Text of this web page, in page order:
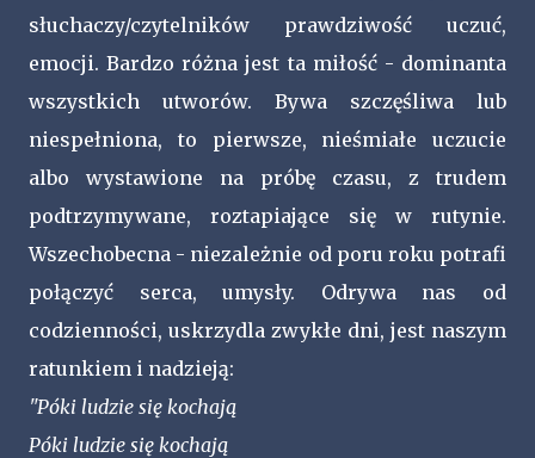
słuchaczy/czytelników prawdziwość uczuć,
emocji. Bardzo różna jest ta miłość - dominanta
wszystkich utworów. Bywa szczęśliwa lub
niespełniona, to pierwsze, nieśmiałe uczucie
albo wystawione na próbę czasu, z trudem
podtrzymywane, roztapiające się w rutynie.
Wszechobecna - niezależnie od poru roku potrafi
połączyć serca, umysły. Odrywa nas od
codzienności, uskrzydla zwykłe dni, jest naszym
ratunkiem i nadzieją:
"Póki ludzie się kochają
Póki ludzie się kochają